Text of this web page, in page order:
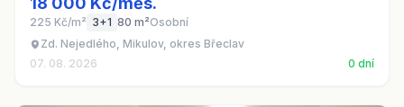
225 Kč/m² 3+1 80 m²Osobní
Zd. Nejedlého, Mikulov, okres Břeclav
07. 08. 2026
0 dní